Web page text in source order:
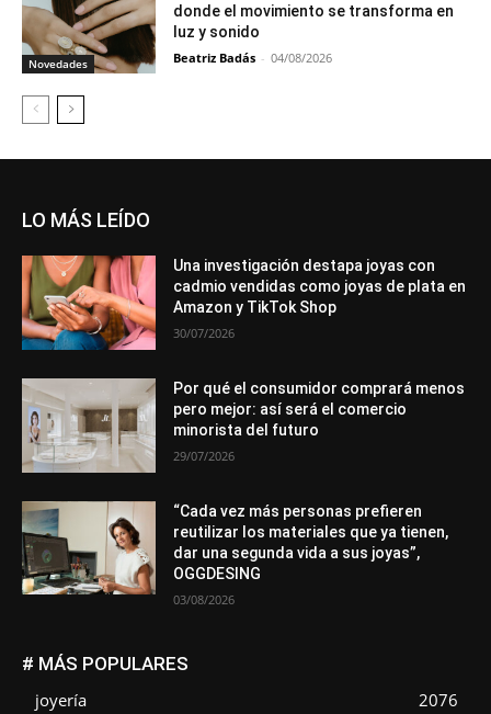
Novedades
donde el movimiento se transforma en
luz y sonido
Beatriz Badás - 04/08/2026
LO MÁS LEÍDO
Una investigación destapa joyas con
cadmio vendidas como joyas de plata en
Amazon y TikTok Shop
30/07/2026
Por qué el consumidor comprará menos
pero mejor: así será el comercio
minorista del futuro
29/07/2026
“Cada vez más personas prefieren
reutilizar los materiales que ya tienen,
dar una segunda vida a sus joyas”,
OGGDESING
03/08/2026
# MÁS POPULARES
joyería
2076